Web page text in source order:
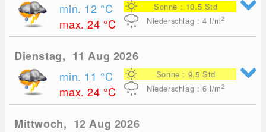
min. 12 °C
max. 24 °C
Sonne : 10.5 Std
Niederschlag : 4 l/m2
Dienstag, 11 Aug 2026
min. 11 °C
max. 24 °C
Sonne : 9.5 Std
Niederschlag : 6 l/m2
Mittwoch, 12 Aug 2026